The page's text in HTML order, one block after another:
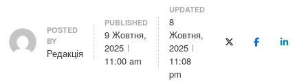
Author
POSTED
BY
Редакція
PUBLISHED
9 Жовтня,
2025
11:00 am
UPDATED
8
Жовтня,
2025
11:08
pm
X (Twitter)Facebook